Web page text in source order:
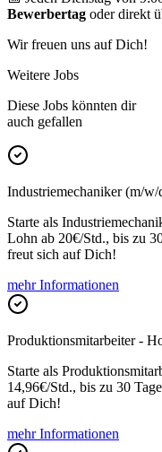
Bewerbertag oder direkt
Wir freuen uns auf Dich!
Weitere Jobs
Diese Jobs könnten dir
auch gefallen
Industriemechaniker (m/
Starte als
Lohn ab 20€/Std., bis zu
freut sich auf Dich!
mehr Informationen
Produktionsmitarbeiter -
Starte als
14,96€/Std., bis zu 30
auf Dich!
mehr Informationen